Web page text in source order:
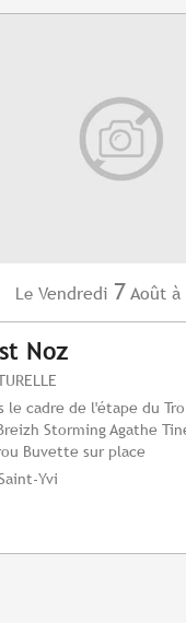
Le Vendredi 7 Août à
Noz
le cadre de l'étape du
Storming Agathe
Buvette sur place
Yvi